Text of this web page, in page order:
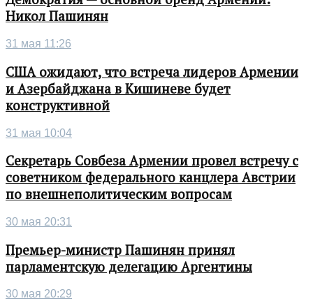
Никол Пашинян
31 мая 11:26
США ожидают, что встреча лидеров Армении
и Азербайджана в Кишиневе будет
конструктивной
31 мая 10:04
Секретарь Совбеза Армении провел встречу с
советником федерального канцлера Австрии
по внешнеполитическим вопросам
30 мая 20:31
Премьер-министр Пашинян принял
парламентскую делегацию Аргентины
30 мая 20:29